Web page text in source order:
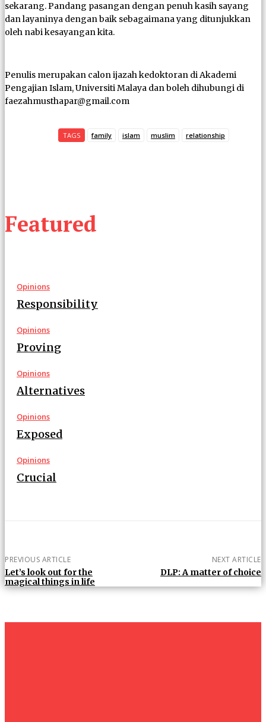
Featured
Opinions
Responsibility
Opinions
Proving
Opinions
Alternatives
Opinions
Exposed
Opinions
Crucial
sekarang. Pandang pasangan dengan penuh kasih sayang
dan layaninya dengan baik sebagaimana yang ditunjukkan
oleh nabi kesayangan kita.
Penulis merupakan calon ijazah kedoktoran di Akademi
Pengajian Islam, Universiti Malaya dan boleh dihubungi di
faezahmusthapar@gmail.com
TAGS family islam muslim relationship
PREVIOUS ARTICLE
Let’s look out for the
magical things in life
NEXT ARTICLE
DLP: A matter of choice